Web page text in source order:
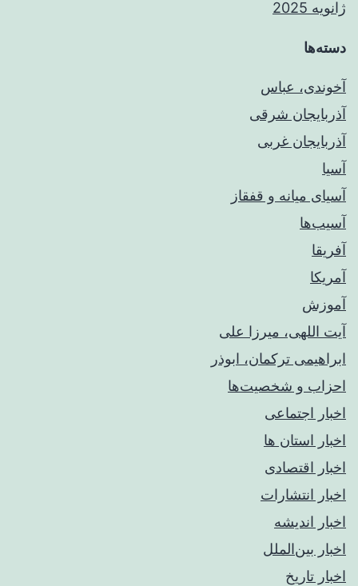
ژانویه 2025
دسته‌ها
آخوندی، عباس
آذربایجان شرقی
آذربایجان غربی
آسیا
آسیای میانه و قفقاز
آسیب‌ها
آفریقا
آمریکا
آموزش
آیت اللهی، میرزا علی
ابراهیمی ترکمان، ابوذر
احزاب و شخصیت‌ها
اخبار اجتماعی
اخبار استان ها
اخبار اقتصادی
اخبار انتشارات
اخبار اندیشه
اخبار بین‌الملل
اخبار تاریخ